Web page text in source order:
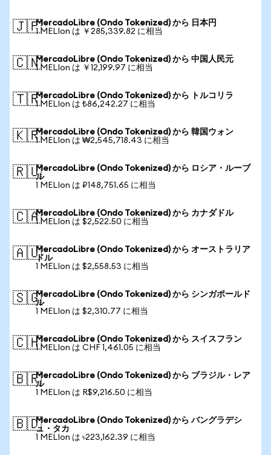
🇯🇵MercadoLibre (Ondo Tokenized) から 日本円
1 MELIon は ￥285,339.82 に相当
🇨🇳MercadoLibre (Ondo Tokenized) から 中国人民元
1 MELIon は ￥12,199.97 に相当
🇹🇷MercadoLibre (Ondo Tokenized) から トルコリラ
1 MELIon は ₺86,242.27 に相当
🇰🇷MercadoLibre (Ondo Tokenized) から 韓国ウォン
1 MELIon は ₩2,545,718.43 に相当
🇷🇺MercadoLibre (Ondo Tokenized) から ロシア・ルーブ
ル
1 MELIon は ₽148,751.65 に相当
🇨🇦MercadoLibre (Ondo Tokenized) から カナダドル
1 MELIon は $2,522.50 に相当
🇦🇺MercadoLibre (Ondo Tokenized) から オーストラリア
ドル
1 MELIon は $2,558.53 に相当
🇸🇬MercadoLibre (Ondo Tokenized) から シンガポールド
ル
1 MELIon は $2,310.77 に相当
🇨🇭MercadoLibre (Ondo Tokenized) から スイスフラン
1 MELIon は CHF 1,461.05 に相当
🇧🇷MercadoLibre (Ondo Tokenized) から ブラジル・レア
ル
1 MELIon は R$9,216.50 に相当
🇧🇩MercadoLibre (Ondo Tokenized) から バングラデシ
ュ・タカ
1 MELIon は ৳223,162.39 に相当